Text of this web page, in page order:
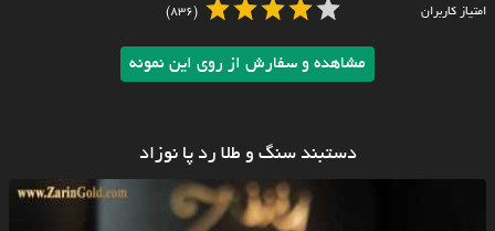
امتیاز کاربران (836)
مشاهده و سفارش از روی این نمونه
دستبند سنگ و طلا رد پا نوزاد